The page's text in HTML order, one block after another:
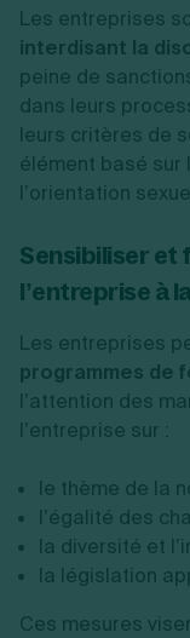
Les entreprises
interdisant la
peine de
dans leurs
leurs critères de
élément basé sur
l’orientation
Sensibiliser et
l’entreprise à
Les entreprises
programmes de
l’attention des
l’entreprise sur :
le thème de la
l’égalité des
la diversité et
la législation
Ces mesures